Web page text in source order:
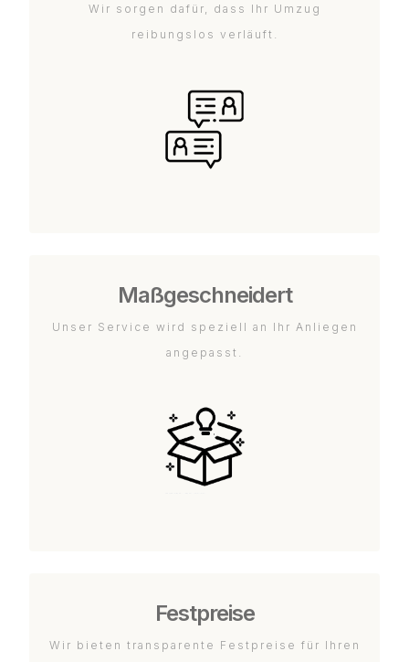
Wir sorgen dafür, dass Ihr Umzug
reibungslos verläuft.
Maßgeschneidert
Unser Service wird speziell an Ihr Anliegen
angepasst.
Festpreise
Wir bieten transparente Festpreise für Ihren